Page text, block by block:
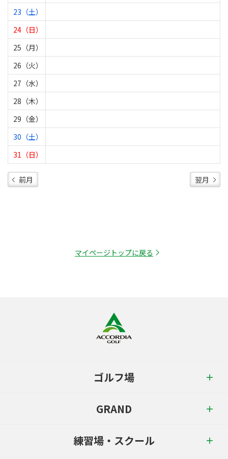
23（土）
24（日）
25（月）
26（火）
27（水）
28（木）
29（金）
30（土）
31（日）
前月 翌月
マイページトップに戻る
ゴルフ場
GRAND
練習場・スクール